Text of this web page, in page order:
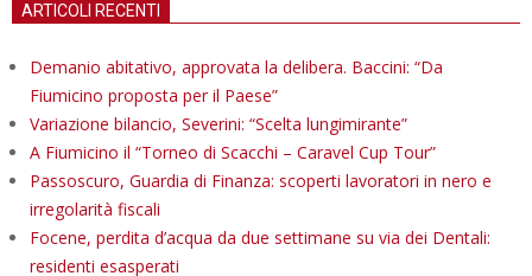
ARTICOLI RECENTI
Demanio abitativo, approvata la delibera. Baccini: “Da
Fiumicino proposta per il Paese”
Variazione bilancio, Severini: “Scelta lungimirante”
A Fiumicino il “Torneo di Scacchi – Caravel Cup Tour”
Passoscuro, Guardia di Finanza: scoperti lavoratori in nero e
irregolarità fiscali
Focene, perdita d’acqua da due settimane su via dei Dentali:
residenti esasperati